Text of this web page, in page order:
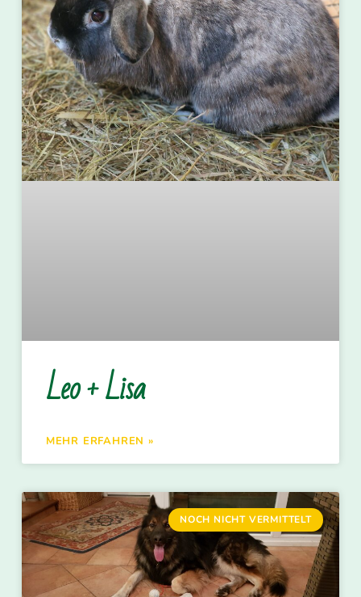
Leo + Lisa
MEHR ERFAHREN »
NOCH NICHT VERMITTELT